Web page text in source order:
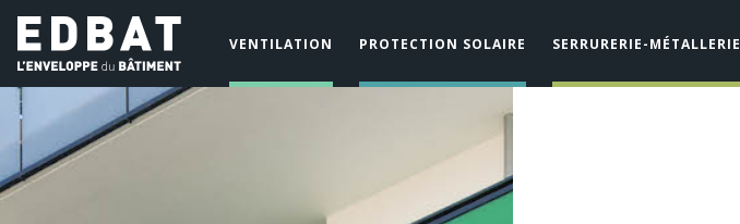
VENTILATION PROTECTION SOLAIRE SERRURERIE-MÉTALLERIE